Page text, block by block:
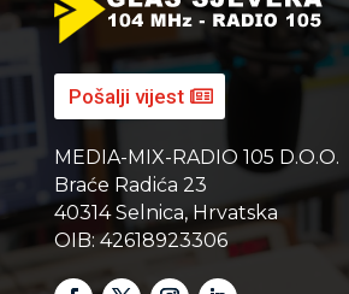
Pošalji vijest
MEDIA-MIX-RADIO 105 D.O.O.
Braće Radića 23
40314 Selnica, Hrvatska
OIB: 42618923306